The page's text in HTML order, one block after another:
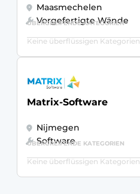
Maasmechelen
Vorgefertigte Wände
ÜBERGREIFENDE KATEGORIEN
Keine überflüssigen Kategorien
Matrix-Software
Nijmegen
Software
ÜBERGREIFENDE KATEGORIEN
Keine überflüssigen Kategorien